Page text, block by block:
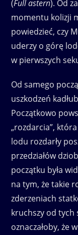
(Full astern). Od
momentu kolizji
powiedzieć, czy
uderzy o górę
w pierwszych
Od samego
uszkodzeń
Początkowo
„rozdarcia”,
lodu rozdarły
przedziałów
początku była
na tym, że takie
zderzeniach
kruchszy od tych
oznaczałoby, że